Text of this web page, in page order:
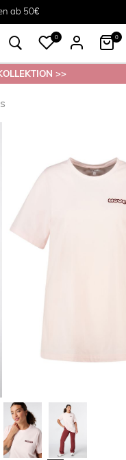
ab 50€
54
30 Tagen
0 0
>>